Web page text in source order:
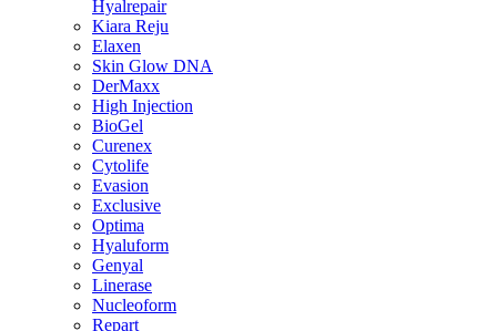
Hyalrepair
Kiara Reju
Elaxen
Skin Glow DNA
DerMaxx
High Injection
BioGel
Curenex
Cytolife
Evasion
Exclusive
Optima
Hyaluform
Genyal
Linerase
Nucleoform
Repart